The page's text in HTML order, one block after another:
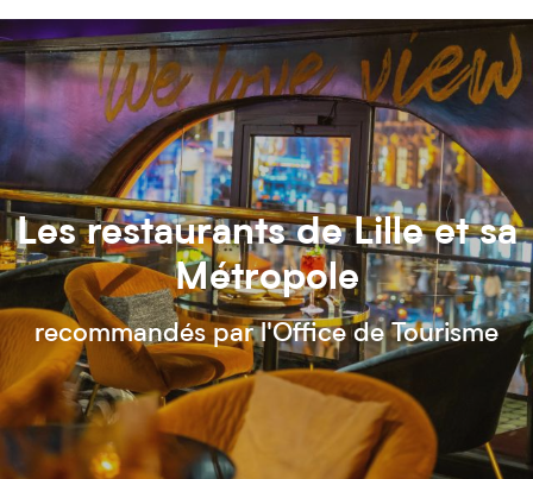
Les restaurants de Lille et sa
Métropole
recommandés par l'Office de Tourisme